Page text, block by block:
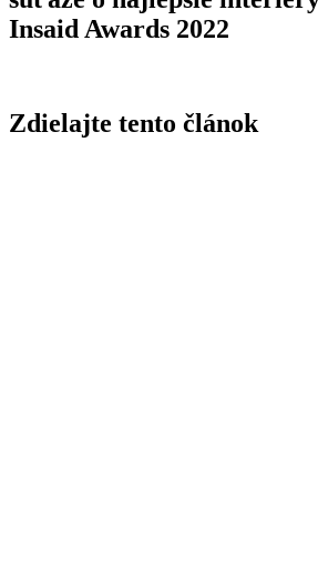
Insaid Awards 2022
Zdielajte tento článok